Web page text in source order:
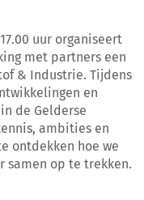
uur organiseert
met partners een
& Industrie. Tijdens
en
de Gelderse
ambities en
ontdekken hoe we
samen op te trekken.